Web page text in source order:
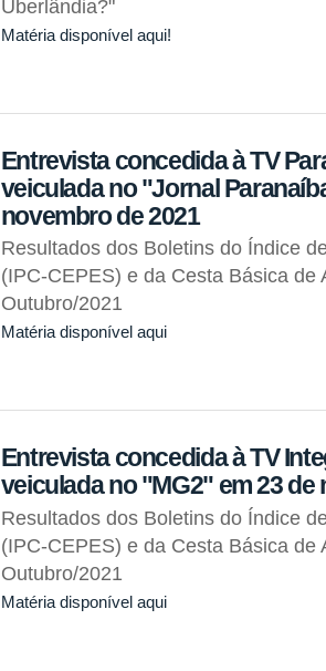
Uberlândia?"
Matéria disponível aqui!
Entrevista concedida à TV
veiculada no "Jornal
novembro de 2021
Resultados dos Boletins do Índice
(IPC-CEPES) e da Cesta Básica de
Outubro/2021
Matéria disponível aqui
Entrevista concedida à TV
veiculada no "MG2" em 23 de
Resultados dos Boletins do Índice
(IPC-CEPES) e da Cesta Básica de
Outubro/2021
Matéria disponível aqui